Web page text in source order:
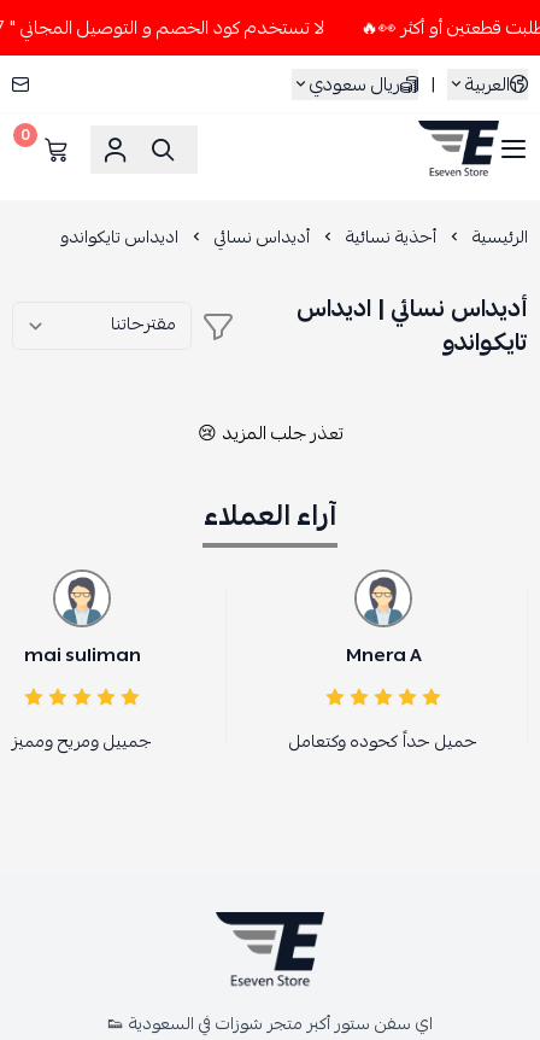
لا تستخدم كود الخصم و التوصيل المجاني " N7 " إلا إذا طلبت قطعتين أو أكثر 👀🔥
العربية
| ريال سعودي
ESEVEN STORE
0
الرئيسية أحذية نسائية أديداس نسائي اديداس تايكواندو
أديداس نسائي | اديداس
تايكواندو
تعذر جلب المزيد 😢
آراء العملاء
Mnera A
حميل حداً كحوده وكتعامل
mai suliman
جمييل ومريح ومميز
اي سفن ستور أكبر متجر شوزات في السعودية 👟